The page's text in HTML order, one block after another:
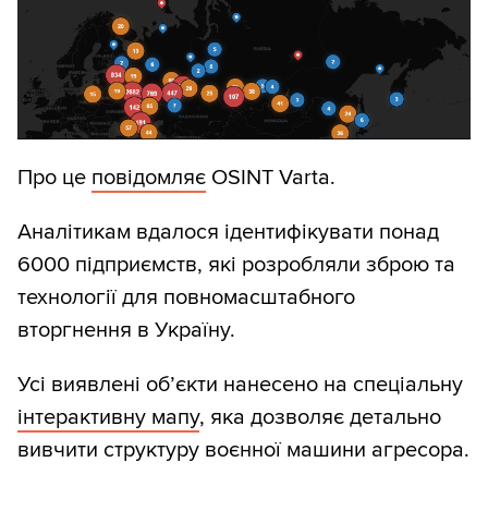
Про це повідомляє OSINT Varta.
Аналітикам вдалося ідентифікувати понад
6000 підприємств, які розробляли зброю та
технології для повномасштабного
вторгнення в Україну.
Усі виявлені об’єкти нанесено на спеціальну
інтерактивну мапу, яка дозволяє детально
вивчити структуру воєнної машини агресора.